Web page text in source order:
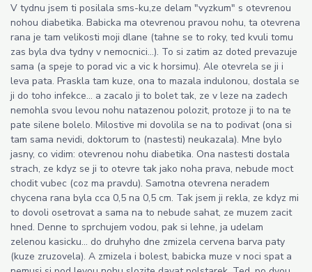
V tydnu jsem ti posilala sms-ku,ze delam "vyzkum" s otevrenou
nohou diabetika. Babicka ma otevrenou pravou nohu, ta otevrena
rana je tam velikosti moji dlane (tahne se to roky, ted kvuli tomu
zas byla dva tydny v nemocnici...). To si zatim az doted prevazuje
sama (a speje to porad vic a vic k horsimu). Ale otevrela se ji i
leva pata. Praskla tam kuze, ona to mazala indulonou, dostala se
ji do toho infekce... a zacalo ji to bolet tak, ze v leze na zadech
nemohla svou levou nohu natazenou polozit, protoze ji to na te
pate silene bolelo. Milostive mi dovolila se na to podivat (ona si
tam sama nevidi, doktorum to (nastesti) neukazala). Mne bylo
jasny, co vidim: otevrenou nohu diabetika. Ona nastesti dostala
strach, ze kdyz se ji to otevre tak jako noha prava, nebude moct
chodit vubec (coz ma pravdu). Samotna otevrena neradem
chycena rana byla cca 0,5 na 0,5 cm. Tak jsem ji rekla, ze kdyz mi
to dovoli osetrovat a sama na to nebude sahat, ze muzem zacit
hned. Denne to sprchujem vodou, pak si lehne, ja udelam
zelenou kasicku... do druhyho dne zmizela cervena barva paty
(kuze zruzovela). A zmizela i bolest, babicka muze v noci spat a